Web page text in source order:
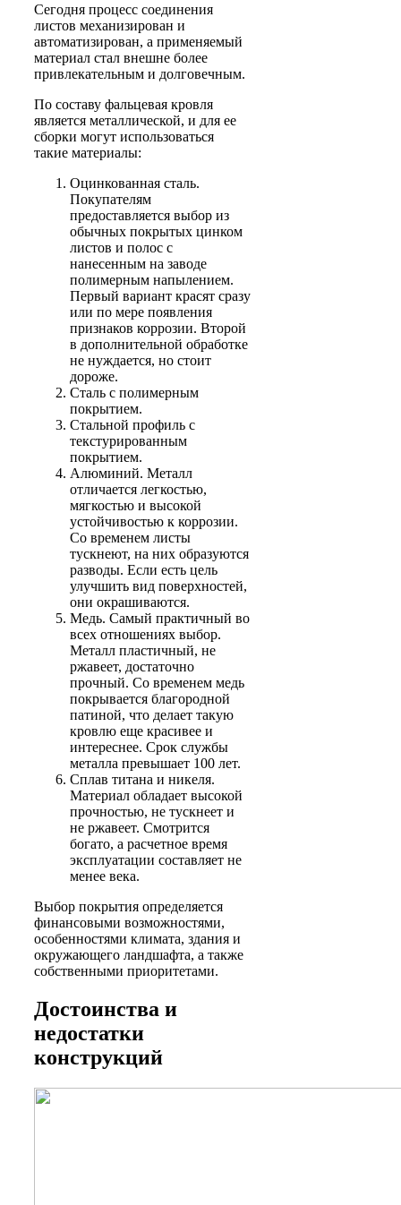
Сегодня процесс соединения
листов механизирован и
автоматизирован, а применяемый
материал стал внешне более
привлекательным и долговечным.
По составу фальцевая кровля
является металлической, и для ее
сборки могут использоваться
такие материалы:
Оцинкованная сталь.
Покупателям
предоставляется выбор из
обычных покрытых цинком
листов и полос с
нанесенным на заводе
полимерным напылением.
Первый вариант красят сразу
или по мере появления
признаков коррозии. Второй
в дополнительной обработке
не нуждается, но стоит
дороже.
Сталь с полимерным
покрытием.
Стальной профиль с
текстурированным
покрытием.
Алюминий. Металл
отличается легкостью,
мягкостью и высокой
устойчивостью к коррозии.
Со временем листы
тускнеют, на них образуются
разводы. Если есть цель
улучшить вид поверхностей,
они окрашиваются.
Медь. Самый практичный во
всех отношениях выбор.
Металл пластичный, не
ржавеет, достаточно
прочный. Со временем медь
покрывается благородной
патиной, что делает такую
кровлю еще красивее и
интереснее. Срок службы
металла превышает 100 лет.
Сплав титана и никеля.
Материал обладает высокой
прочностью, не тускнеет и
не ржавеет. Смотрится
богато, а расчетное время
эксплуатации составляет не
менее века.
Выбор покрытия определяется
финансовыми возможностями,
особенностями климата, здания и
окружающего ландшафта, а также
собственными приоритетами.
Достоинства и
недостатки
конструкций